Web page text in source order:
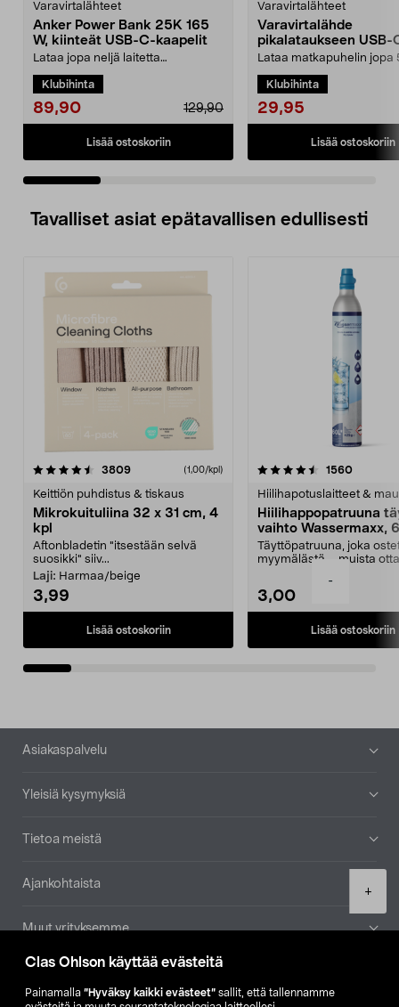
Clas Ohlson käyttää evästeitä
Painamalla ”Hyväksy kaikki evästeet” sallit, että tallennamme
-
+
Varavirtalähteet
Anker Power Bank 25K 165
W, kiinteät USB-C-kaapelit
Lataa jopa neljä laitetta
kokonaisteholla. Anker 25 000 ...
Klubihinta
89,90 129,90
Lisää ostoskoriin
Varavirtalähteet
Varavirtalähde
pikalataukseen USB-
A, 20 000 mAh
Lataa matkapuhelin jopa
varavirtalähde ...
Klubihinta
29,95
Lisää ostoskoriin
Tavalliset asiat epätavallisen edullisesti
3809arvostelut (1,00/kpl)
Keittiön puhdistus & tiskaus
Mikrokuituliina 32 x 31 cm, 4
kpl
Aftonbladetin "itsestään selvä
suosikki" siiv...
Laji: Harmaa/beige
3,99
Lisää ostoskoriin
4.5viidestä
1560
Hiilihapotuslaitteet &
Hiilihappopatruuna
vaihto Wassermaxx,
Täyttöpatruuna, joka
myymälästä – muista
3,00
Lisää ostoskoriin
4.5viidestä
Alatunniste
Asiakaspalvelu
Yleisiä kysymyksiä
Tietoa meistä
Ajankohtaista
Muut yrityksemme
Etsi myymälä